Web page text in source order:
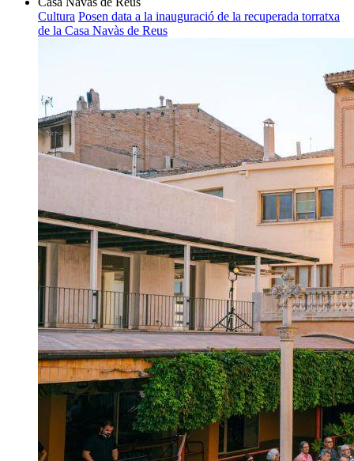
Cultura Posen data a la inauguració de la recuperada torratxa
de la Casa Navàs de Reus